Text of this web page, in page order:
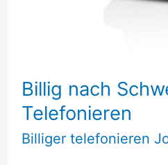
Billig nach
Telefonieren
Billiger telefonieren